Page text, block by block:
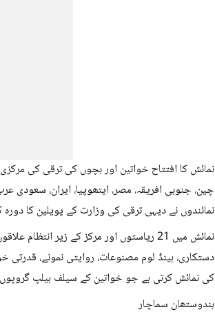
نمائش کا افتتاح خواتین اور بچوں کی ترقی کی مرکزی
چین، جنوبی افریقہ، مصر، ایتھوپیا، ایران، سعودی
نمائندوں نے دیہی ترقی کی وزارت کے پویلین کا
نمائش میں 21 ریاستوں اور مرکز کے زیر
دستکاری، ہینڈ لوم مصنوعات، روایتی نمونے،
کی نمائش کرتی ہے جو خواتین کے سیلف ہیلپ گروپوں
ہندوستھان سماچار